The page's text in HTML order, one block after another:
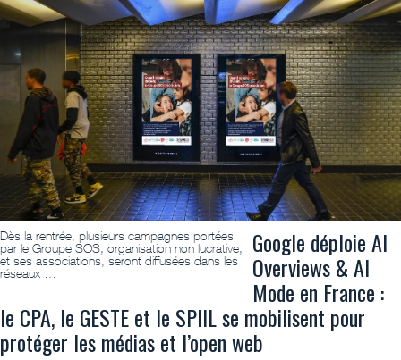
Dès la rentrée, plusieurs campagnes portées
par le Groupe SOS, organisation non lucrative,
et ses associations, seront diffusées dans les
réseaux …
Google déploie AI
Overviews & AI
Mode en France :
le CPA, le GESTE et le SPIIL se mobilisent pour
protéger les médias et l’open web